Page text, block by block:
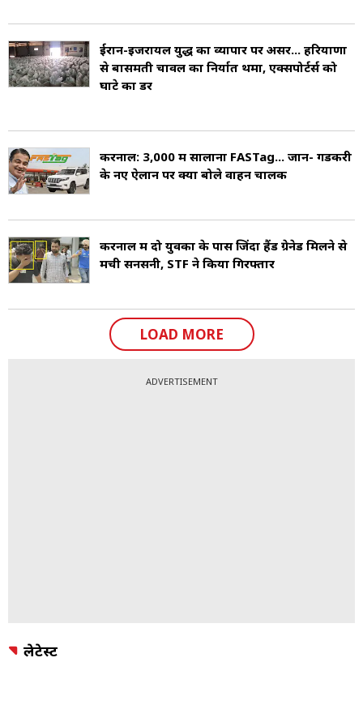
ईरान-इजरायल युद्ध का व्यापार पर असर... हरियाणा
से बासमती चावल का निर्यात थमा, एक्सपोर्टर्स को
घाटे का डर
करनाल: ₹3,000 में सालाना FASTag... जानें- गडकरी
के नए ऐलान पर क्या बोले वाहन चालक
करनाल में दो युवकों के पास जिंदा हैंड ग्रेनेड मिलने से
मची सनसनी, STF ने किया गिरफ्तार
LOAD MORE
ADVERTISEMENT
लेटेस्ट